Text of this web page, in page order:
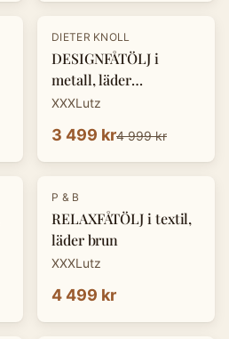
-30%
DIETER KNOLL
DESIGNFÅTÖLJ i
metall, läder
cognacfärgad
XXXLutz
3 499 kr4 999 kr
P & B
RELAXFÅTÖLJ i textil,
läder brun
XXXLutz
4 499 kr